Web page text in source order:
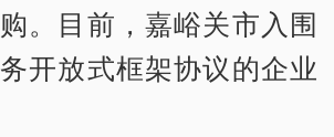
。目前，嘉峪关市入围
开放式框架协议的企业